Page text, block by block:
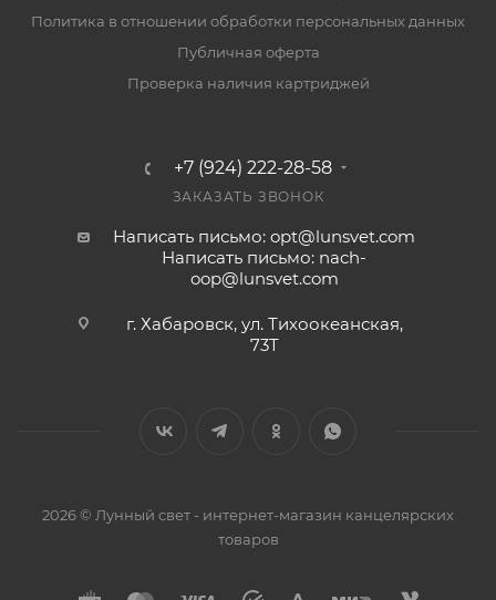
Политика в отношении обработки персональных данных
Публичная оферта
Проверка наличия картриджей
+7 (924) 222-28-58
ЗАКАЗАТЬ ЗВОНОК
Написать письмо: opt@lunsvet.com
Написать письмо: nach-
oop@lunsvet.com
г. Хабаровск, ул. Тихоокеанская,
73Т
2026 © Лунный свет - интернет-магазин канцелярских
товаров